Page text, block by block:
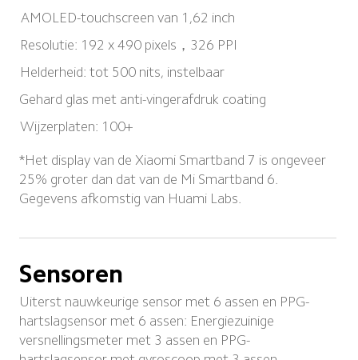
AMOLED-touchscreen van 1,62 inch
Resolutie: 192 x 490 pixels，326 PPI
Helderheid: tot 500 nits, instelbaar
Gehard glas met anti-vingerafdruk coating
Wijzerplaten: 100+
*Het display van de Xiaomi Smartband 7 is ongeveer
25% groter dan dat van de Mi Smartband 6.
Gegevens afkomstig van Huami Labs.
Sensoren
Uiterst nauwkeurige sensor met 6 assen en PPG-
hartslagsensor met 6 assen: Energiezuinige
versnellingsmeter met 3 assen en PPG-